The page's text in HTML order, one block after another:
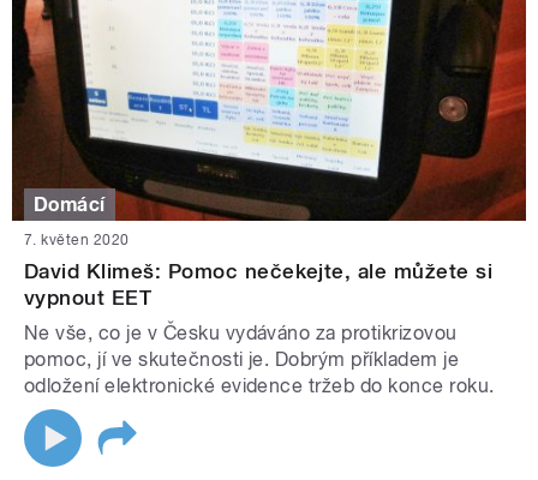
Domácí
7. květen 2020
David Klimeš: Pomoc nečekejte, ale můžete si
vypnout EET
Ne vše, co je v Česku vydáváno za protikrizovou
pomoc, jí ve skutečnosti je. Dobrým příkladem je
odložení elektronické evidence tržeb do konce roku.